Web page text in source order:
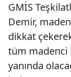
GMİS
Demir,
dikkat
tüm madenci
yanında